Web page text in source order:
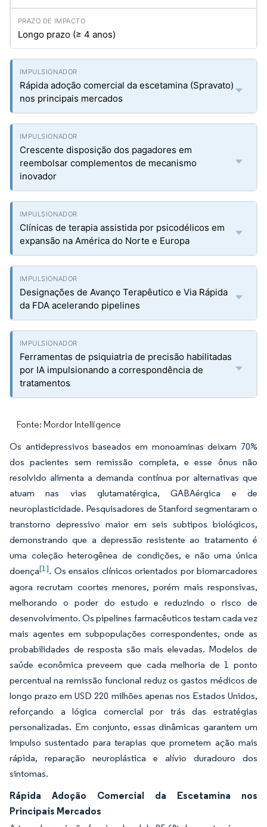
Longo prazo (≥ 4 anos)
Rápida adoção comercial da escetamina (Spravato)
nos principais mercados
Crescente disposição dos pagadores em
reembolsar complementos de mecanismo
inovador
Clínicas de terapia assistida por psicodélicos em
expansão na América do Norte e Europa
Designações de Avanço Terapêutico e Via Rápida
da FDA acelerando pipelines
Ferramentas de psiquiatria de precisão habilitadas
por IA impulsionando a correspondência de
tratamentos
Fonte: Mordor Intelligence
Os antidepressivos baseados em monoaminas deixam 70%
dos pacientes sem remissão completa, e esse ônus não
resolvido alimenta a demanda contínua por alternativas que
atuam nas vias glutamatérgica, GABAérgica e de
neuroplasticidade. Pesquisadores de Stanford segmentaram o
transtorno depressivo maior em seis subtipos biológicos,
demonstrando que a depressão resistente ao tratamento é
uma coleção heterogênea de condições, e não uma única
doença[1]. Os ensaios clínicos orientados por biomarcadores
agora recrutam coortes menores, porém mais responsivas,
melhorando o poder do estudo e reduzindo o risco de
desenvolvimento. Os pipelines farmacêuticos testam cada vez
mais agentes em subpopulações correspondentes, onde as
probabilidades de resposta são mais elevadas. Modelos de
saúde econômica preveem que cada melhoria de 1 ponto
percentual na remissão funcional reduz os gastos médicos de
longo prazo em USD 220 milhões apenas nos Estados Unidos,
reforçando a lógica comercial por trás das estratégias
personalizadas. Em conjunto, essas dinâmicas garantem um
impulso sustentado para terapias que prometem ação mais
rápida, reparação neuroplástica e alívio duradouro dos
sintomas.
Rápida Adoção Comercial da Escetamina nos
Principais Mercados